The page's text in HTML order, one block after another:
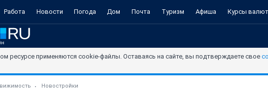
Работа Новости Погода Дом Почта Туризм Афиша Курсы валют
ресурсе применяются cookie-файлы. Оставаясь на сайте, вы подтверждаете свое
Новостройки